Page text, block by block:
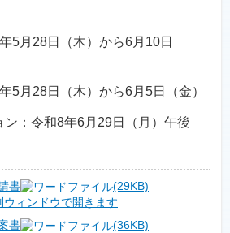
5月28日（木）から6月10日
5月28日（木）から6月5日（金）
：令和8年6月29日（月）午後
書 (29KB)
書 (36KB)